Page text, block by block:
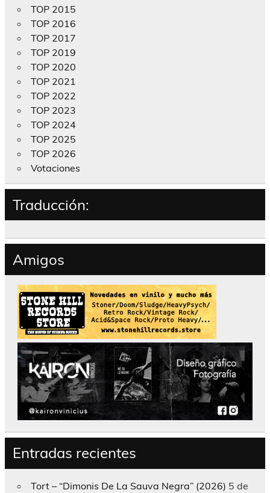
TOP 2015
TOP 2016
TOP 2017
TOP 2019
TOP 2020
TOP 2021
TOP 2022
TOP 2023
TOP 2024
TOP 2025
TOP 2026
Votaciones
Traducción:
Amigos
Entradas recientes
Tort – “Dimonis De La Sauva Negra” (2026) 5 de